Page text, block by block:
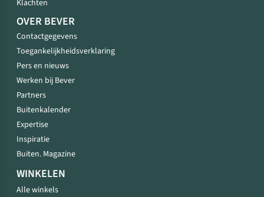
Klachten
OVER BEVER
Contactgegevens
Toegankelijkheidsverklaring
Pers en nieuws
Werken bij Bever
Partners
Buitenkalender
Expertise
Inspiratie
Buiten. Magazine
WINKELEN
Alle winkels